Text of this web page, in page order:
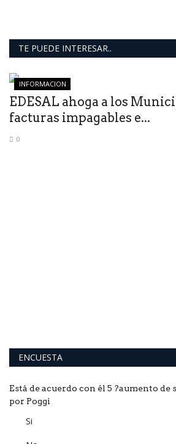
TE PUEDE INTERESAR..
INFORMACION
EDESAL ahoga a los
facturas impagables e...
0
ENCUESTA
Está de acuerdo con él 5 ?aumento de
por Poggi
Si